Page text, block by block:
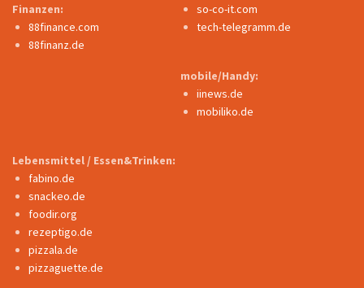
Finanzen:
88finance.com
88finanz.de
so-co-it.com
tech-telegramm.de
mobile/Handy:
iinews.de
mobiliko.de
Lebensmittel / Essen&Trinken:
fabino.de
snackeo.de
foodir.org
rezeptigo.de
pizzala.de
pizzaguette.de